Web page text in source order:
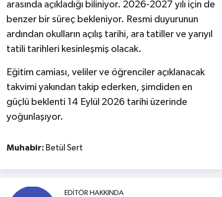
arasında açıkladığı biliniyor. 2026-2027 yılı için de
benzer bir süreç bekleniyor. Resmi duyurunun
ardından okulların açılış tarihi, ara tatiller ve yarıyıl
tatili tarihleri kesinleşmiş olacak.
Eğitim camiası, veliler ve öğrenciler açıklanacak
takvimi yakından takip ederken, şimdiden en
güçlü beklenti 14 Eylül 2026 tarihi üzerinde
yoğunlaşıyor.
Muhabir: Betül Sert
EDITÖR HAKKINDA